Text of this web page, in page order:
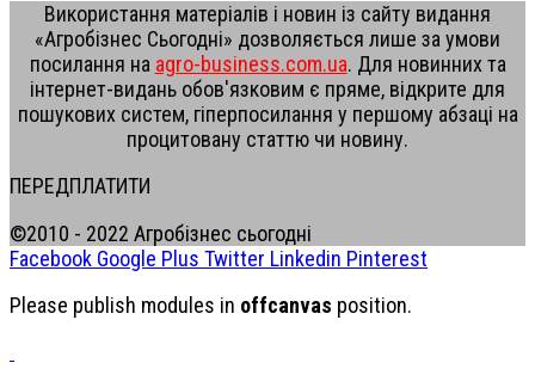
Використання матеріалів і новин із сайту видання
«Агробізнес Сьогодні» дозволяється лише за умови
посилання на agro-business.com.ua. Для новинних та
інтернет-видань обов'язковим є пряме, відкрите для
пошукових систем, гіперпосилання у першому абзаці на
процитовану статтю чи новину.
ПЕРЕДПЛАТИТИ
©2010 - 2022 Агробізнес сьогодні
Facebook Google Plus Twitter Linkedin Pinterest
Please publish modules in offcanvas position.